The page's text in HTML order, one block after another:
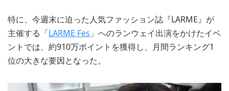
特に、今週末に迫った人気ファッション誌『LARME』が
主催する「LARME Fes 」へのランウェイ出演をかけたイベ
ントでは、約910万ポイントを獲得し、月間ランキング1
位の大きな要因となった。